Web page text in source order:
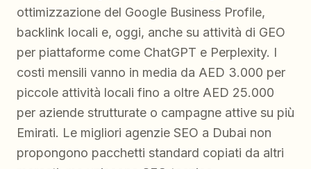
ottimizzazione del Google Business Profile,
backlink locali e, oggi, anche su attività di GEO
per piattaforme come ChatGPT e Perplexity. I
costi mensili vanno in media da AED 3.000 per
piccole attività locali fino a oltre AED 25.000
per aziende strutturate o campagne attive su più
Emirati. Le migliori agenzie SEO a Dubai non
propongono pacchetti standard copiati da altri